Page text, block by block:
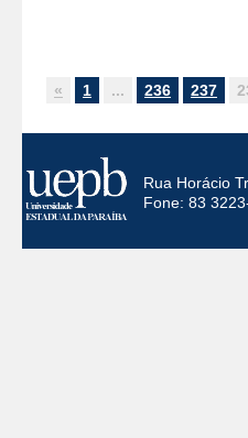
« 1 ... 236 237
Rua Horácio
Fone: 83